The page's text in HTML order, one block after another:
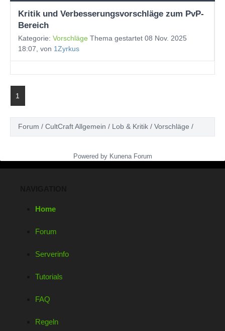
Kritik und Verbesserungsvorschläge zum PvP-
Bereich
Kategorie: Vorschläge Thema gestartet 08 Nov. 2025
18:07, von 1Zyrkus
1
Forum CultCraft Allgemein Lob & Kritik Vorschläge
Powered by Kunena Forum
Home
Forum
Serverinfo
Tutorials
FAQ
Regeln